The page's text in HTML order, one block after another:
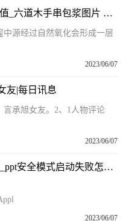
六道木手串包浆图片老的市场价值_六道木手串包浆图片 天天快资讯
源经过自然氧化会形成一层
2023/06/07
友|每日讯息
言承旭女友。2、1人物评论
2023/06/07
【当前独家】word上次启动失败_ppt安全模式启动失败怎么解决
2023/06/07